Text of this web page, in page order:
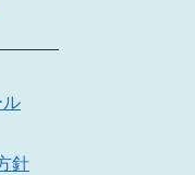
ル
針